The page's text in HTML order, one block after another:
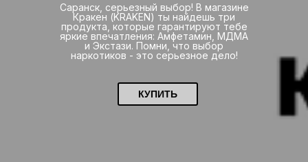
Саранск, серьезный выбор! В магазине
Кракен (KRAKEN) ты найдешь три
продукта, которые гарантируют тебе
яркие впечатления: Амфетамин, МДМА
и Экстази. Помни, что выбор
наркотиков - это серьезное дело!
КУПИТЬ